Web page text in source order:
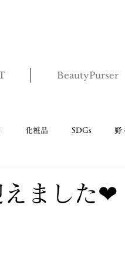
BeautyPurser
化粧品 SDGs 野
ました❤